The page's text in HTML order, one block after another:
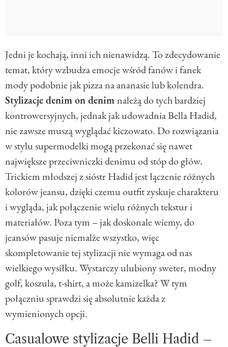
Jedni je kochają, inni ich nienawidzą. To zdecydowanie
temat, który wzbudza emocje wśród fanów i fanek
mody podobnie jak pizza na ananasie lub kolendra.
Stylizacje denim on denimnależą do tych bardziej
kontrowersyjnych, jednak jak udowadnia Bella Hadid,
nie zawsze muszą wyglądać kiczowato. Do rozwiązania
w stylu supermodelki mogą przekonać się nawet
największe przeciwniczki denimu od stóp do głów.
Trickiem młodszej z sióstr Hadid jest łączenie różnych
kolorów jeansu, dzięki czemu outfit zyskuje charakteru
i wygląda, jak połączenie wielu różnych tekstur i
materiałów. Poza tym – jak doskonale wiemy, do
jeansów pasuje niemalże wszystko, więc
skompletowanie tej stylizacji nie wymaga od nas
wielkiego wysiłku. Wystarczy ulubiony sweter, modny
golf, koszula, t-shirt, a może kamizelka? W tym
połączniu sprawdzi się absolutnie każda z
wymienionych opcji.
Casualowe stylizacje Belli Hadid –